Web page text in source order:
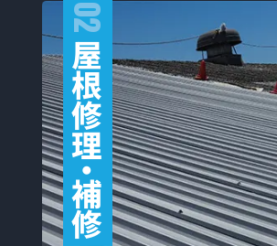
02
屋
根
修
理
・
補
修